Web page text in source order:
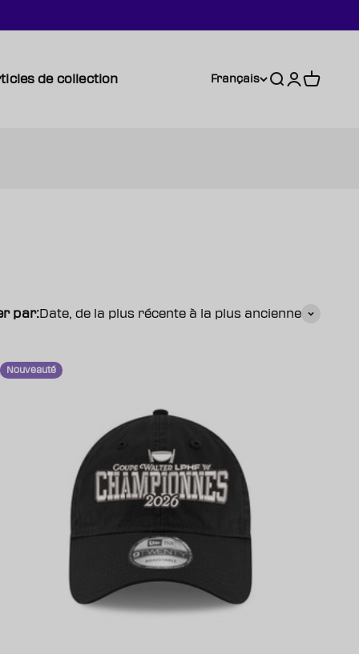
de collection Français Recherche
Connexion
Panier
par:Date, de la plus récente à la plus ancienne
Nouveauté